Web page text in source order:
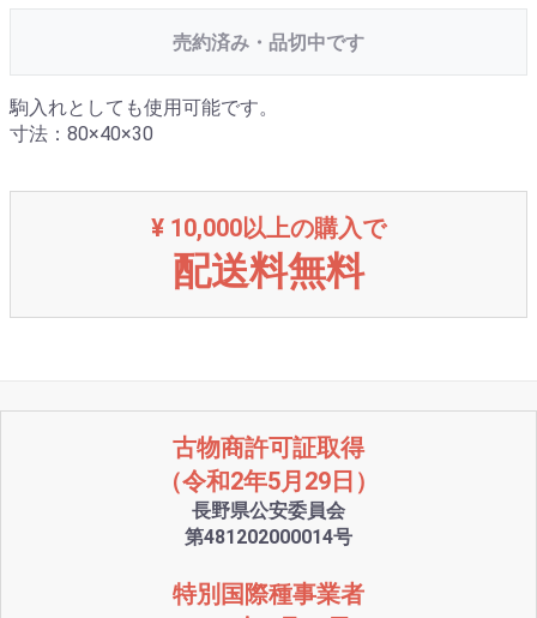
売約済み・品切中です
駒入れとしても使用可能です。
寸法：80×40×30
¥ 10,000以上の購入で
配送料無料
古物商許可証取得
（令和2年5月29日）
長野県公安委員会
第481202000014号
特別国際種事業者